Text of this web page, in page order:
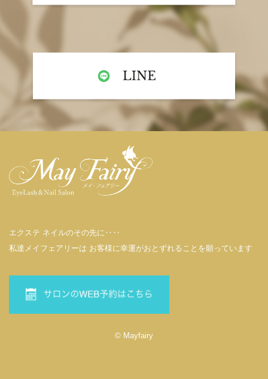
エクステ ネイルのその先に‥‥
私達メイフェアリーは お客様に幸運がおとずれることを願っています
© Mayfairy